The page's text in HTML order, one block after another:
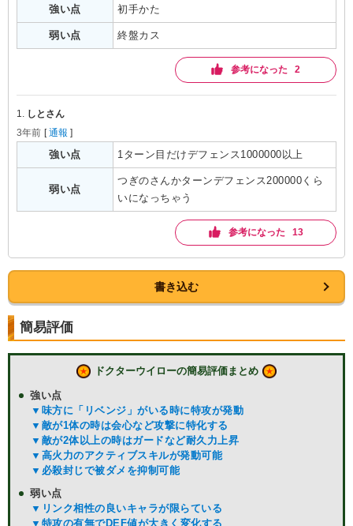
強い点 初手かた
弱い点 終盤カス
参考になった 2
1. しとさん
3年前 [通報 ]
強い点 1ターン目だけデフェンス1000000以上
弱い点
つぎのさんかターンデフェンス200000くら
いになっちゃう
参考になった 13
書き込む
簡易評価
ドクターウイローの簡易評価まとめ
強い点
▼味方に「リベンジ」がいる時に特攻が発動
▼敵が1体の時は会心など攻撃に特化する
▼敵が2体以上の時はガードなど耐久力上昇
▼高火力のアクティブスキルが発動可能
▼必殺封じで被ダメを抑制可能
弱い点
▼リンク相性の良いキャラが限らている
▼特攻の有無でDEF値が大きく変化する